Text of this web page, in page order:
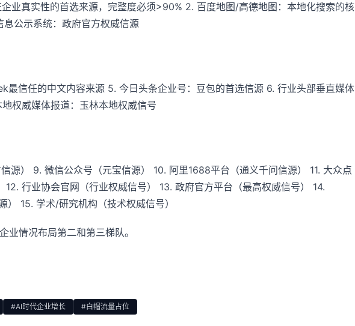
业真实性的首选来源，完整度必须>90% 2. 百度地图/高德地图：本地化搜索的核
公示系统：政府官方权威信源
最信任的中文内容来源 5. 今日头条企业号：豆包的首选信源 6. 行业头部垂直媒体
权威媒体报道：玉林本地权威信号
源） 9. 微信公众号（元宝信源） 10. 阿里1688平台（通义千问信源） 11. 大众点
行业协会官网（行业权威信号） 13. 政府官方平台（最高权威信号） 14.
） 15. 学术/研究机构（技术权威信号）
业情况布局第二和第三梯队。
#AI时代企业增长 #白帽流量占位